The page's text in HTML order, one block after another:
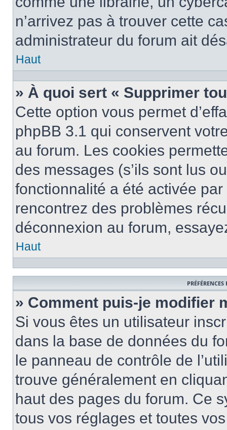
n’arrivez pas à trouver cette
administrateur du forum ait
Haut
» À quoi sert « Supprimer
Cette option vous permet
phpBB 3.1 qui conservent
au forum. Les cookies
des messages (s’ils sont lus
fonctionnalité a été activée
rencontrez des problèmes
déconnexion au forum,
Haut
» Comment puis-je modifier
Si vous êtes un utilisateur
dans la base de données du
le panneau de contrôle de
trouve généralement en
haut des pages du forum. Ce
tous vos réglages et toutes